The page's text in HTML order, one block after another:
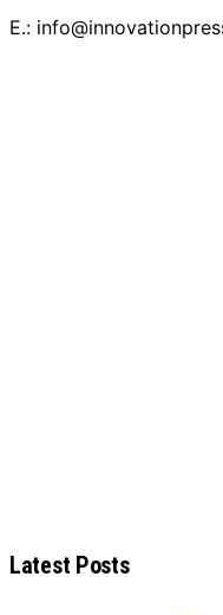
E.:
Latest Posts